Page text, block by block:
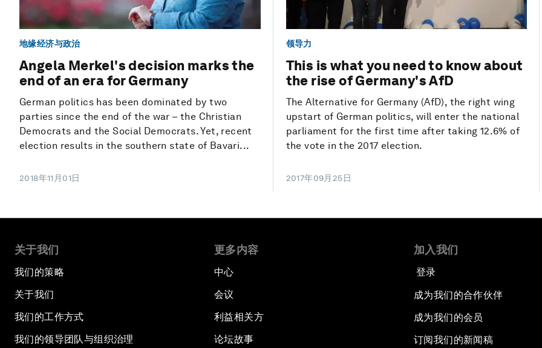
地缘经济与政治
Angela Merkel's decision marks the
end of an era for Germany
German politics has been dominated by two
parties since the end of the war – the Christian
Democrats and the Social Democrats. Yet, recent
election results in the southern state of Bavari...
2018年11月01日
领导力
This is what you need to know about
the rise of Germany's AfD
The Alternative for Germany (AfD), the right wing
upstart of German politics, will enter the national
parliament for the first time after taking 12.6% of
the vote in the 2017 election.
2017年09月25日
关于我们
我们的策略
关于我们
我们的工作方式
我们的领导团队与组织治理
更多内容
中心
会议
利益相关方
论坛故事
加入我们
登录
成为我们的合作伙伴
成为我们的会员
订阅我们的新闻稿